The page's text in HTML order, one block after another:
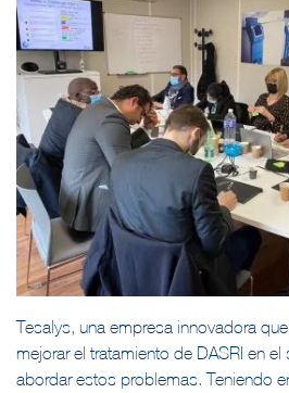
Tesalys, una empresa innovadora
mejorar el tratamiento de DASRI en
abordar estos problemas. Teniendo